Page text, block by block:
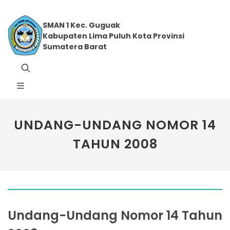
SMAN 1 Kec. Guguak
Kabupaten Lima Puluh Kota Provinsi
Sumatera Barat
UNDANG-UNDANG NOMOR 14
TAHUN 2008
Undang-Undang Nomor 14 Tahun